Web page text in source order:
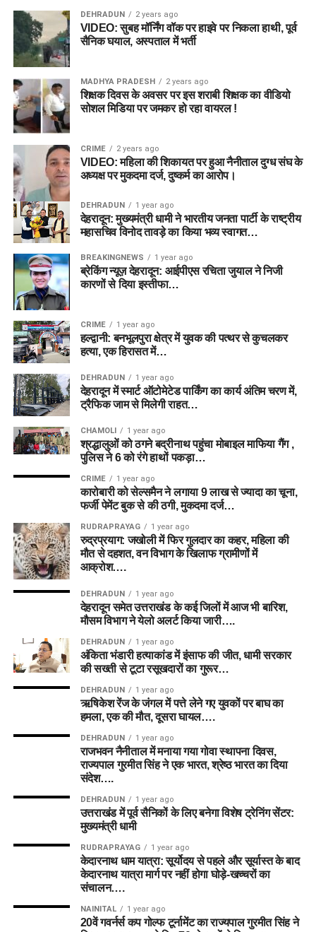
DEHRADUN 2 years ago
VIDEO: सुबह मॉर्निंग वॉक पर हाइवे पर निकला हाथी, पूर्व
सैनिक घयाल, अस्पताल में भर्ती
MADHYA PRADESH 2 years ago
शिक्षक दिवस के अवसर पर इस शराबी शिक्षक का वीडियो
सोशल मिडिया पर जमकर हो रहा वायरल !
CRIME 2 years ago
VIDEO: महिला की शिकायत पर हुआ नैनीताल दुग्ध संघ के
अध्यक्ष पर मुकदमा दर्ज, दुष्कर्म का आरोप।
DEHRADUN 1 year ago
देहरादून: मुख्यमंत्री धामी ने भारतीय जनता पार्टी के राष्ट्रीय
महासचिव विनोद तावड़े का किया भव्य स्वागत…
BREAKINGNEWS 1 year ago
ब्रेकिंग न्यूज़ देहरादून: आईपीएस रचिता जुयाल ने निजी
कारणों से दिया इस्तीफा…
CRIME 1 year ago
हल्द्वानी: बनभूलपुरा क्षेत्र में युवक की पत्थर से कुचलकर
हत्या, एक हिरासत में…
DEHRADUN 1 year ago
देहरादून में स्मार्ट ऑटोमेटेड पार्किंग का कार्य अंतिम चरण में,
ट्रैफिक जाम से मिलेगी राहत…
CHAMOLI 1 year ago
श्रद्धालुओं को ठगने बद्रीनाथ पहुंचा मोबाइल माफिया गैंग ,
पुलिस ने 6 को रंगे हाथों पकड़ा…
CRIME 1 year ago
कारोबारी को सेल्समैन ने लगाया 9 लाख से ज्यादा का चूना,
फर्जी पेमेंट बुक से की ठगी, मुकदमा दर्ज…
RUDRAPRAYAG 1 year ago
रुद्रप्रयाग: जखोली में फिर गुलदार का कहर, महिला की
मौत से दहशत, वन विभाग के खिलाफ ग्रामीणों में
आक्रोश….
DEHRADUN 1 year ago
देहरादून समेत उत्तराखंड के कई जिलों में आज भी बारिश,
मौसम विभाग ने येलो अलर्ट किया जारी….
DEHRADUN 1 year ago
अंकिता भंडारी हत्याकांड में इंसाफ की जीत, धामी सरकार
की सख्ती से टूटा रसूखदारों का गुरूर…
DEHRADUN 1 year ago
ऋषिकेश रेंज के जंगल में पत्ते लेने गए युवकों पर बाघ का
हमला, एक की मौत, दूसरा घायल….
DEHRADUN 1 year ago
राजभवन नैनीताल में मनाया गया गोवा स्थापना दिवस,
राज्यपाल गुरमीत सिंह ने एक भारत, श्रेष्ठ भारत का दिया
संदेश….
DEHRADUN 1 year ago
उत्तराखंड में पूर्व सैनिकों के लिए बनेगा विशेष ट्रेनिंग सेंटर:
मुख्यमंत्री धामी
RUDRAPRAYAG 1 year ago
केदारनाथ धाम यात्रा: सूर्योदय से पहले और सूर्यास्त के बाद
केदारनाथ यात्रा मार्ग पर नहीं होगा घोड़े-खच्चरों का
संचालन….
NAINITAL 1 year ago
20वें गवर्नर्स कप गोल्फ टूर्नामेंट का राज्यपाल गुरमीत सिंह ने